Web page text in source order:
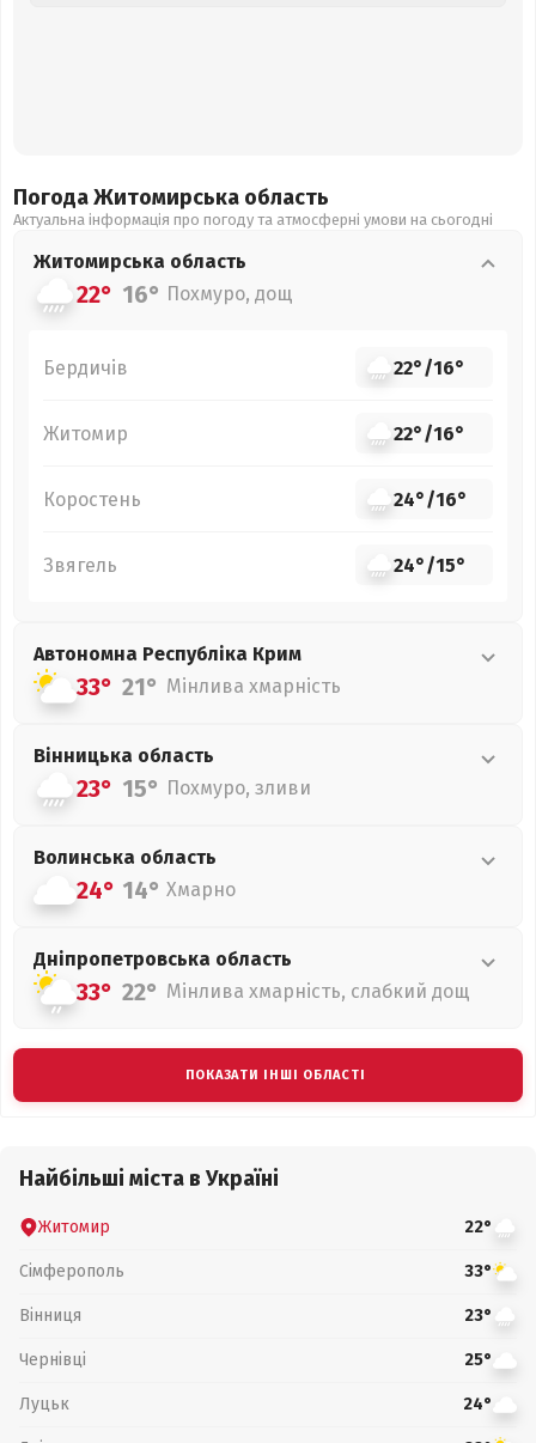
Погода Житомирська область
Актуальна інформація про погоду та атмосферні умови на сьогодні
Житомирська область
22° 16° Похмуро, дощ
Бердичів 22°/16°
Житомир 22°/16°
Коростень 24°/16°
Звягель 24°/15°
Автономна Республіка Крим
33° 21° Мінлива хмарність
Вінницька область
23° 15° Похмуро, зливи
Волинська область
24° 14° Хмарно
Дніпропетровська область
33° 22° Мінлива хмарність, слабкий дощ
ПОКАЗАТИ ІНШІ ОБЛАСТІ
Найбільші міста в Україні
Житомир 22°
Сімферополь 33°
Вінниця 23°
Чернівці 25°
Луцьк 24°